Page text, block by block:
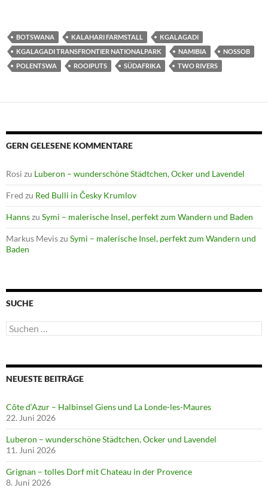
BOTSWANA KALAHARI FARMSTALL
KGALAGADI
KGALAGADI TRANSFRONTIER NATIONALPARK
NAMIBIA
NOSSOB
POLENTSWA
ROOIPUTS SÜDAFRIKA TWO RIVERS
GERN GELESENE KOMMENTARE
Rosi zu Luberon – wunderschöne Städtchen, Ocker und Lavendel
Fred zu Red Bulli in Česky Krumlov
Hannszu Symi – malerische Insel, perfekt zum Wandern und Baden
Markus Meviszu Symi – malerische Insel, perfekt zum Wandern und
Baden
SUCHE
Suchen
nach:
NEUESTE BEITRÄGE
Côte d‘Azur – Halbinsel Giens und La Londe-les-Maures
22. Juni 2026
Luberon – wunderschöne Städtchen, Ocker und Lavendel
11. Juni 2026
Grignan – tolles Dorf mit Chateau in der Provence
8. Juni 2026